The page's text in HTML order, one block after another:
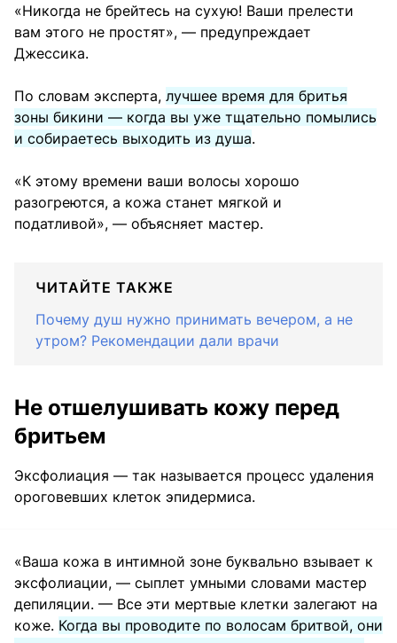
«Никогда не брейтесь на сухую! Ваши прелести
вам этого не простят», — предупреждает
Джессика.
По словам эксперта, лучшее время для бритья
зоны бикини — когда вы уже тщательно помылись
и собираетесь выходить из душа.
«К этому времени ваши волосы хорошо
разогреются, а кожа станет мягкой и
податливой», — объясняет мастер.
ЧИТАЙТЕ ТАКЖЕ
Почему душ нужно принимать вечером, а не
утром? Рекомендации дали врачи
Не отшелушивать кожу перед
бритьем
Эксфолиация — так называется процесс удаления
ороговевших клеток эпидермиса.
«Ваша кожа в интимной зоне буквально взывает к
эксфолиации, — сыплет умными словами мастер
депиляции. — Все эти мертвые клетки залегают на
коже. Когда вы проводите по волосам бритвой, они